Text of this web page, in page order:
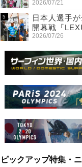
2026/07/21
日本人選手
開幕戦『
SURFING』
2026/07/26
ピックアップ特集・